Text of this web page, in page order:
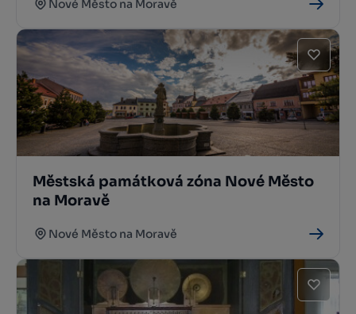
Nové Město na Moravě
Městská památková zóna Nové Město
na Moravě
Nové Město na Moravě